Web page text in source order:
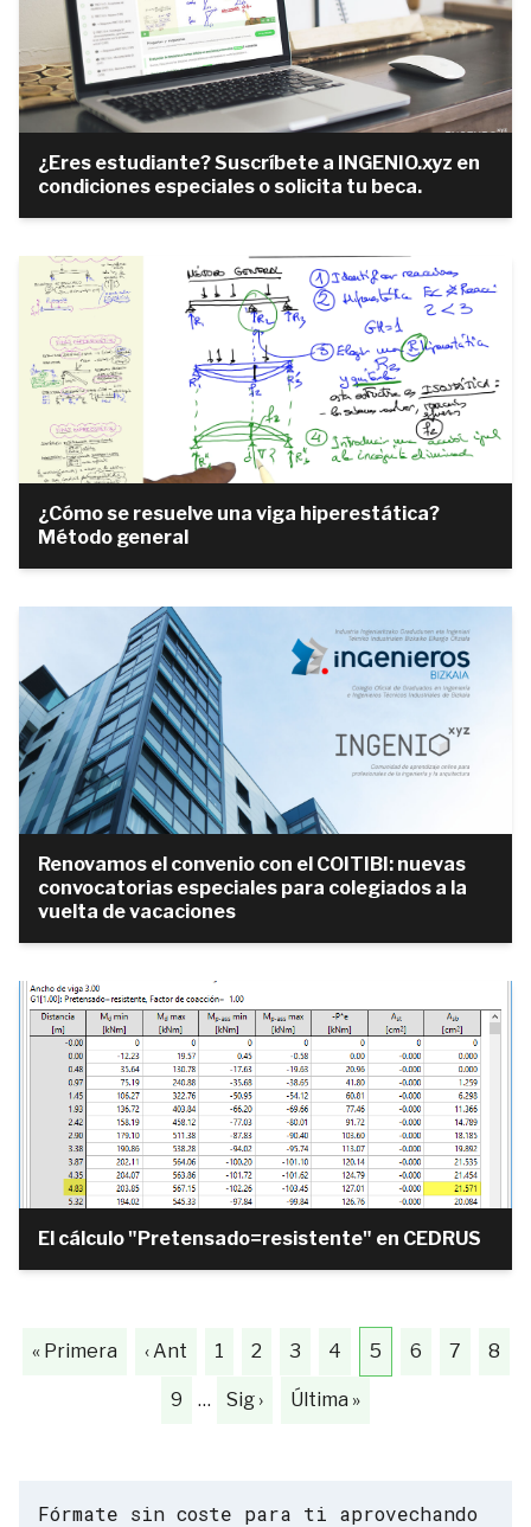
¿Eres estudiante? Suscríbete a INGENIO.xyz en
condiciones especiales o solicita tu beca.
¿Cómo se resuelve una viga hiperestática?
Método general
Renovamos el convenio con el COITIBI: nuevas
convocatorias especiales para colegiados a la
vuelta de vacaciones
El cálculo "Pretensado=resistente" en CEDRUS
« Primera ‹ Ant 1 2 3 4 5 6 7 8
9 … Sig › Última »
Fórmate sin coste para ti aprovechando